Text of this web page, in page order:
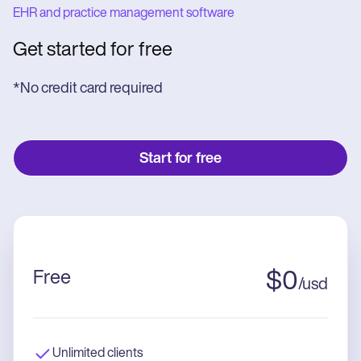
EHR and practice management software
Get started for free
*No credit card required
Start for free
Free $0/usd
Unlimited clients